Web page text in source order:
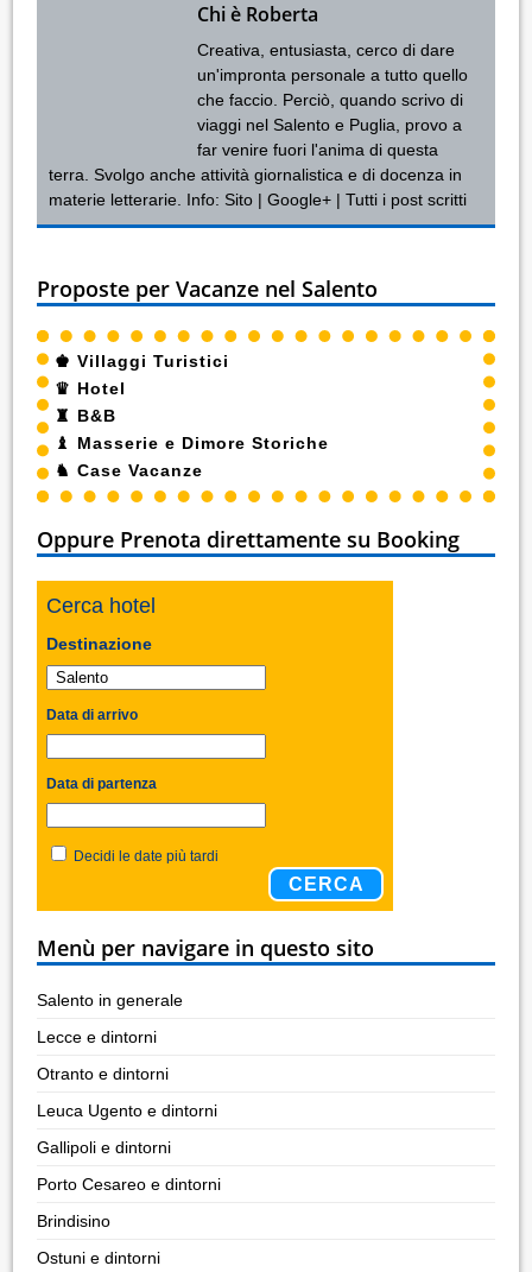
Chi è Roberta
Creativa, entusiasta, cerco di dare
un'impronta personale a tutto quello
che faccio. Perciò, quando scrivo di
viaggi nel Salento e Puglia, provo a
far venire fuori l'anima di questa
terra. Svolgo anche attività giornalistica e di docenza in
materie letterarie. Info: Sito |Google+ |Tutti i post scritti
Proposte per Vacanze nel Salento
♚Villaggi Turistici
♛ Hotel
♜ B&B
♝ Masserie e Dimore Storiche
♞Case Vacanze
Oppure Prenota direttamente su Booking
Cerca hotel
Destinazione
Data di arrivo
Data di partenza
Decidi le date più tardi
CERCA
Menù per navigare in questo sito
Salento in generale
Lecce e dintorni
Otranto e dintorni
Leuca Ugento e dintorni
Gallipoli e dintorni
Porto Cesareo e dintorni
Brindisino
Ostuni e dintorni